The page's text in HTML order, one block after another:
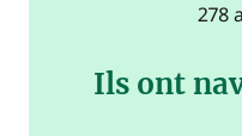
278
Ils ont